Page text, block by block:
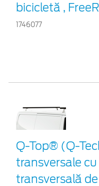
bicicletă ,
1746077
Q-Top® (Q-
transversale
transversală